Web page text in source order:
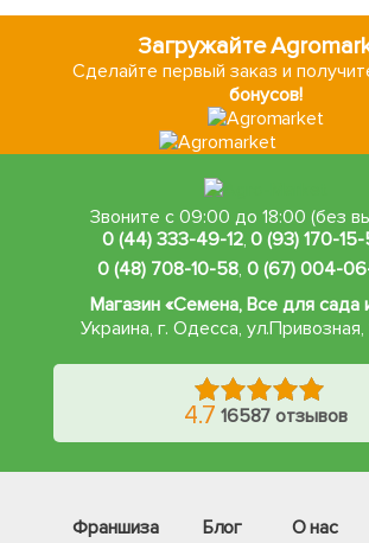
Загружайте
Сделайте первый заказ и
бонусов!
Звоните с 09:00 до 18:00 (без
0 (44) 333-49-12,0 (93) 170-
0 (48) 708-10-58, 0 (67) 004-
Магазин «Семена, Все для сада
Украина, г. Одесса, ул.Привозная,
4.7 16587 отзывов
Франшиза Блог О нас